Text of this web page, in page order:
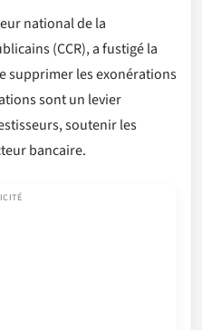
national de la
(CCR), a fustigé la
supprimer les exonérations
sont un levier
soutenir les
bancaire.